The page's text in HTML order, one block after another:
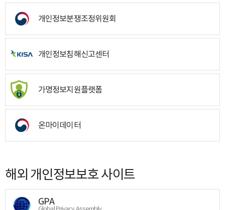
개인정보분쟁조정위원회
개인정보침해신고센터
가명정보지원플랫폼
온마이데이터
해외 개인정보보호 사이트
GPA